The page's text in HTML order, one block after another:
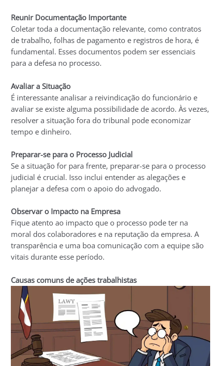
Reunir Documentação Importante
Coletar toda a documentação relevante, como contratos
de trabalho, folhas de pagamento e registros de hora, é
fundamental. Esses documentos podem ser essenciais
para a defesa no processo.
Avaliar a Situação
É interessante analisar a reivindicação do funcionário e
avaliar se existe alguma possibilidade de acordo. Às vezes,
resolver a situação fora do tribunal pode economizar
tempo e dinheiro.
Preparar-se para o Processo Judicial
Se a situação for para frente, preparar-se para o processo
judicial é crucial. Isso inclui entender as alegações e
planejar a defesa com o apoio do advogado.
Observar o Impacto na Empresa
Fique atento ao impacto que o processo pode ter na
moral dos colaboradores e na reputação da empresa. A
transparência e uma boa comunicação com a equipe são
vitais durante esse período.
Causas comuns de ações trabalhistas